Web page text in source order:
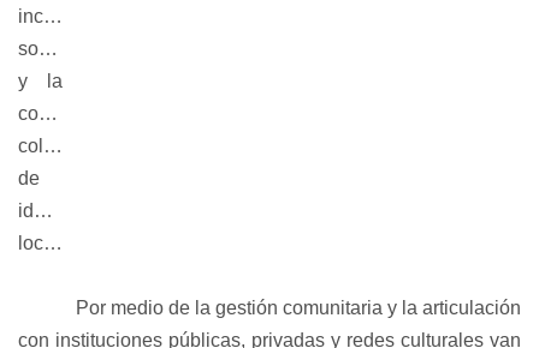
inclusión
social
y la
construcción
colectiva
de
identidades
locales.
Por medio de la gestión comunitaria y la articulación
con instituciones públicas, privadas y redes culturales van